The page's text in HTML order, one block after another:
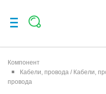
Компонент
Кабели, провода / Кабели,
провода